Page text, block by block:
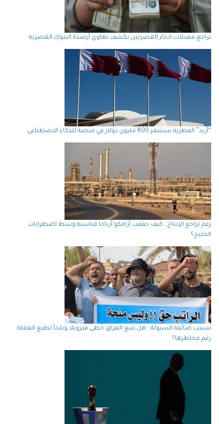
تراجع معدلات ادخار المصريين يكشف تهاوي أرصدة البنوك المصرية
“أريد” القطرية تستثمر 800 مليون دولار في منصة للذكاء الاصطناعي
رغم تراجع الإنتاج.. كيف حققت أرامكو أرباحا قياسية وسط اضطرابات
الخليج؟
بسبب ضائقة السيولة.. هل يتبع العراق خُطى فنزويلا ويلجأ لطبع العملة
رغم مخاطرها؟